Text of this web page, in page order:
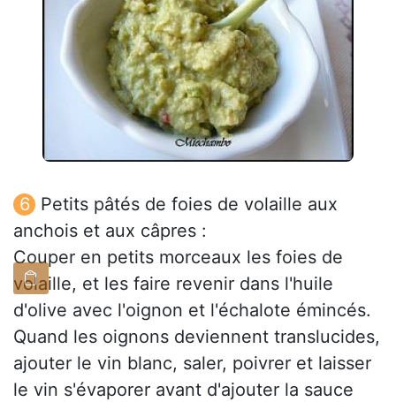
Petits pâtés de foies de volaille aux
anchois et aux câpres :
Couper en petits morceaux les foies de
volaille, et les faire revenir dans l'huile
d'olive avec l'oignon et l'échalote émincés.
Quand les oignons deviennent translucides,
ajouter le vin blanc, saler, poivrer et laisser
le vin s'évaporer avant d'ajouter la sauce